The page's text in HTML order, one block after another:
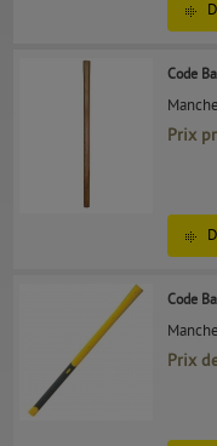
Code
Prix
Code
Prix